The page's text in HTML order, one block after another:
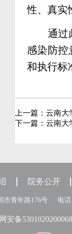
性、真实
通过
感染防控
和执行标
上一篇： 云南大
下一篇： 云南大
院务公开
市青年路176号 电话
安备